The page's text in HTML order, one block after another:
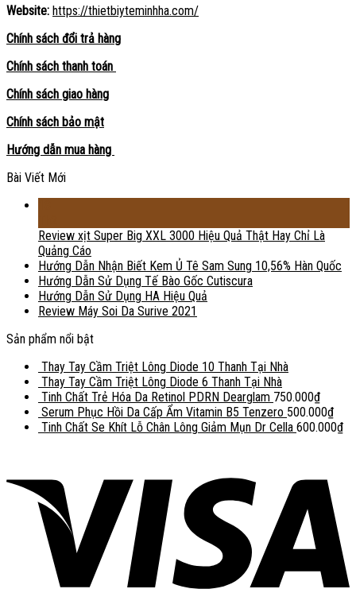
Website: https://thietbiyteminhha.com/
Chính sách đổi trả hàng
Chính sách thanh toán
Chính sách giao hàng
Chính sách bảo mật
Hướng dẫn mua hàng
Bài Viết Mới
Review xịt Super Big XXL 3000 Hiệu Quả Thật Hay Chỉ Là
Quảng Cáo
Hướng Dẫn Nhận Biết Kem Ủ Tê Sam Sung 10,56% Hàn Quốc
Hướng Dẫn Sử Dụng Tế Bào Gốc Cutiscura
Hướng Dẫn Sử Dụng HA Hiệu Quả
Review Máy Soi Da Surive 2021
Sản phẩm nổi bật
Thay Tay Cầm Triệt Lông Diode 10 Thanh Tại Nhà
Thay Tay Cầm Triệt Lông Diode 6 Thanh Tại Nhà
Tinh Chất Trẻ Hóa Da Retinol PDRN Dearglam 750.000₫
Serum Phục Hồi Da Cấp Ẩm Vitamin B5 Tenzero 500.000₫
Tinh Chất Se Khít Lỗ Chân Lông Giảm Mụn Dr Cella 600.000₫